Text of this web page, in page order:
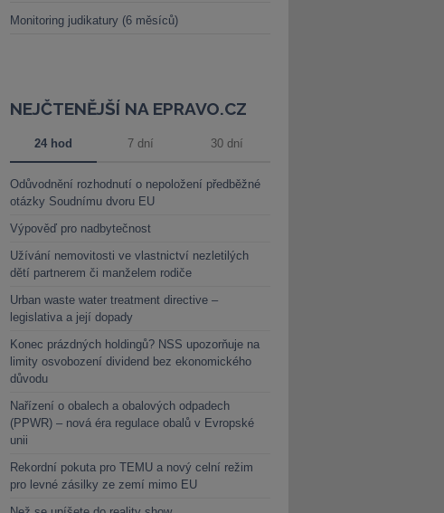
Monitoring judikatury (6 měsíců)
NEJČTENĚJŠÍ NA EPRAVO.CZ
24 hod 7 dní 30 dní
Odůvodnění rozhodnutí o nepoložení předběžné
otázky Soudnímu dvoru EU
Výpověď pro nadbytečnost
Užívání nemovitosti ve vlastnictví nezletilých
dětí partnerem či manželem rodiče
Urban waste water treatment directive –
legislativa a její dopady
Konec prázdných holdingů? NSS upozorňuje na
limity osvobození dividend bez ekonomického
důvodu
Nařízení o obalech a obalových odpadech
(PPWR) – nová éra regulace obalů v Evropské
unii
Rekordní pokuta pro TEMU a nový celní režim
pro levné zásilky ze zemí mimo EU